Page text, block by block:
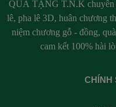
QUÀ TẶNG T.N.K chuyên
lê, pha lê 3D, huân chương
niệm chương gỗ - đồng,
cam kết 100% hài
CHÍNH